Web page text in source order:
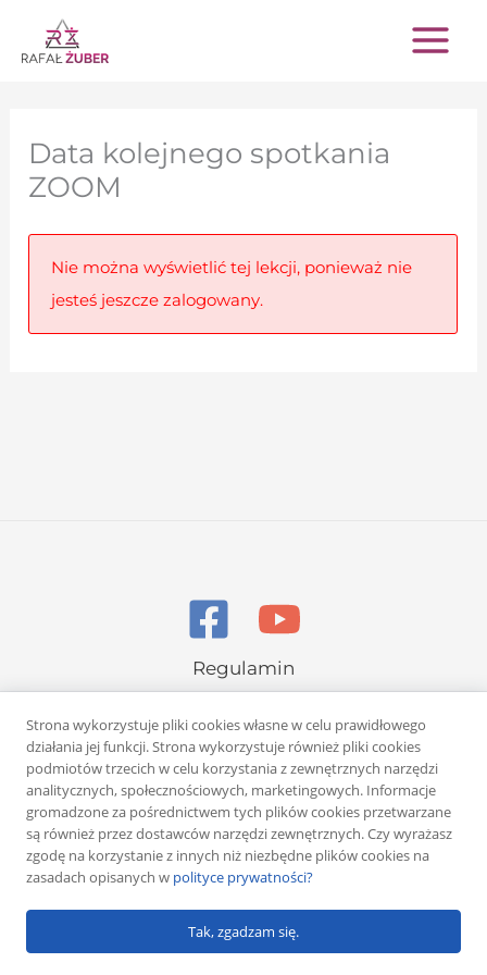
Przejdź
do
Data kolejnego spotkania
ZOOM
Nie można wyświetlić tej lekcji, ponieważ nie
jesteś jeszcze zalogowany.
Regulamin
Copyright © 2026 Rafał Żuber
Strona wykorzystuje pliki cookies własne w celu prawidłowego
działania jej funkcji. Strona wykorzystuje również pliki cookies
podmiotów trzecich w celu korzystania z zewnętrznych narzędzi
analitycznych, społecznościowych, marketingowych. Informacje
gromadzone za pośrednictwem tych plików cookies przetwarzane
są również przez dostawców narzędzi zewnętrznych. Czy wyrażasz
zgodę na korzystanie z innych niż niezbędne plików cookies na
zasadach opisanych w polityce prywatności?
Tak, zgadzam się.